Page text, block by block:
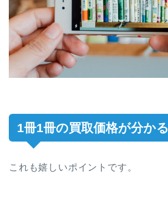
1冊1冊の買取価格が分かる
これも嬉しいポイントです。